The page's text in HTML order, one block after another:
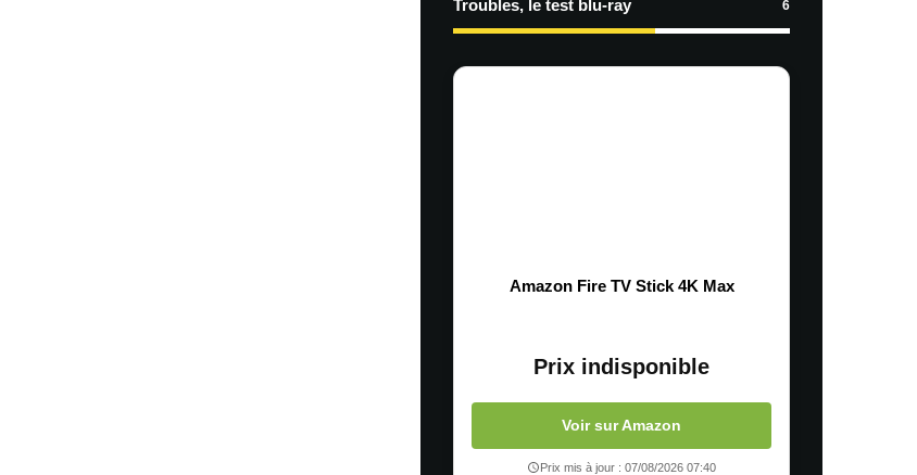
Troubles, le test blu-ray 6
Amazon Fire TV Stick 4K Max
Prix indisponible
Voir sur Amazon
Prix mis à jour : 07/08/2026 07:40